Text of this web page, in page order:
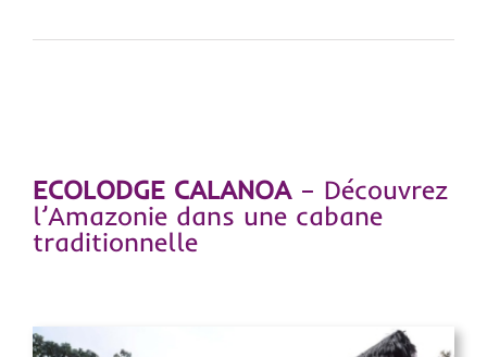
ECOLODGE CALANOA– Découvrez
l’Amazonie dans une cabane
traditionnelle